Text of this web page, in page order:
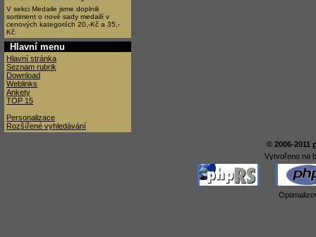
V sekci Medaile jsme doplnili
sortiment o nové sady medailí v
cenových kategoriích 20,-Kč a 35,-
Kč.
Hlavní menu
Hlavní stránka
Seznam rubrik
Download
Weblinks
Ankety
TOP 15
Personalizace
Rozšířené vyhledávání
© 2006-2011
Vytvořeno na